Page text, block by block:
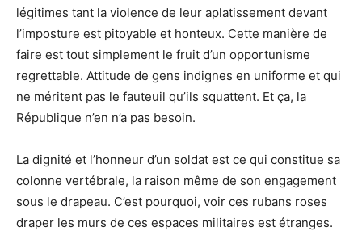
légitimes tant la violence de leur aplatissement devant
l’imposture est pitoyable et honteux. Cette manière de
faire est tout simplement le fruit d’un opportunisme
regrettable. Attitude de gens indignes en uniforme et qui
ne méritent pas le fauteuil qu’ils squattent. Et ça, la
République n’en n’a pas besoin.
La dignité et l’honneur d’un soldat est ce qui constitue sa
colonne vertébrale, la raison même de son engagement
sous le drapeau. C’est pourquoi, voir ces rubans roses
draper les murs de ces espaces militaires est étranges.